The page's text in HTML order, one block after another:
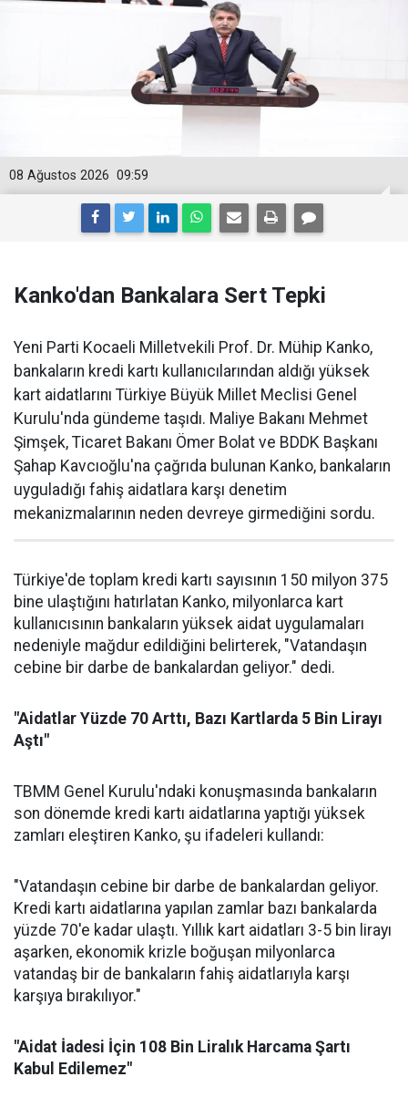
09:59
08 Ağustos 2026
Kanko'dan Bankalara Sert Tepki
Yeni Parti Kocaeli Milletvekili Prof. Dr. Mühip Kanko,
bankaların kredi kartı kullanıcılarından aldığı yüksek
kart aidatlarını Türkiye Büyük Millet Meclisi Genel
Kurulu'nda gündeme taşıdı. Maliye Bakanı Mehmet
Şimşek, Ticaret Bakanı Ömer Bolat ve BDDK Başkanı
Şahap Kavcıoğlu'na çağrıda bulunan Kanko, bankaların
uyguladığı fahiş aidatlara karşı denetim
mekanizmalarının neden devreye girmediğini sordu.
Türkiye'de toplam kredi kartı sayısının 150 milyon 375
bine ulaştığını hatırlatan Kanko, milyonlarca kart
kullanıcısının bankaların yüksek aidat uygulamaları
nedeniyle mağdur edildiğini belirterek, "Vatandaşın
cebine bir darbe de bankalardan geliyor." dedi.
"Aidatlar Yüzde 70 Arttı, Bazı Kartlarda 5 Bin Lirayı
Aştı"
TBMM Genel Kurulu'ndaki konuşmasında bankaların
son dönemde kredi kartı aidatlarına yaptığı yüksek
zamları eleştiren Kanko, şu ifadeleri kullandı:
"Vatandaşın cebine bir darbe de bankalardan geliyor.
Kredi kartı aidatlarına yapılan zamlar bazı bankalarda
yüzde 70'e kadar ulaştı. Yıllık kart aidatları 3-5 bin lirayı
aşarken, ekonomik krizle boğuşan milyonlarca
vatandaş bir de bankaların fahiş aidatlarıyla karşı
karşıya bırakılıyor."
"Aidat İadesi İçin 108 Bin Liralık Harcama Şartı
Kabul Edilemez"